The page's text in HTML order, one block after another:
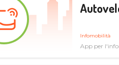
Infomobilità
App per